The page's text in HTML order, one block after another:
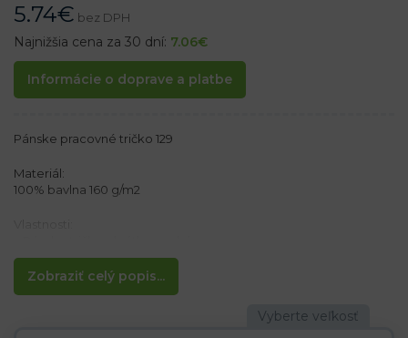
5.74€ bez DPH
Najnižšia cena za 30 dní: 7.06€
Informácie o doprave a platbe
Zobraziť celý popis...
Pánske pracovné tričko 129
Materiál:
100% bavlna 160 g/m2
– Bez bočných švov
– Spevnený ramenný šev
– Silikónová úprava